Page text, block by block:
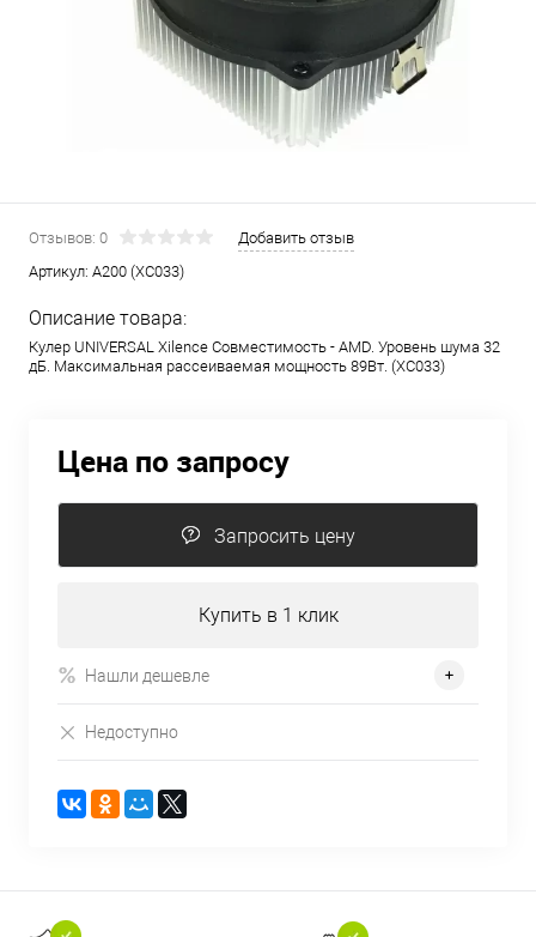
Отзывов: 0
Добавить отзыв
Артикул: A200 (XC033)
Описание товара:
Кулер UNIVERSAL Xilence Совместимость - AMD. Уровень шума 32
дБ. Максимальная рассеиваемая мощность 89Вт. (XC033)
Цена по запросу
Запросить цену
Купить в 1 клик
Нашли дешевле
Недоступно